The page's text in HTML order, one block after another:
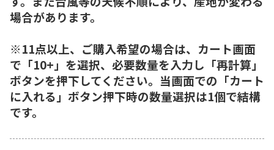
場合があります。
※11点以上、ご購入希望の場合は、カート画面
で「10+」を選択、必要数量を入力し「再計算」
ボタンを押下してください。当画面での「カート
に入れる」ボタン押下時の数量選択は1個で結構
です。